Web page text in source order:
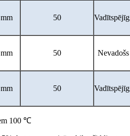
50
50 Nevadošs
50
100 ℃